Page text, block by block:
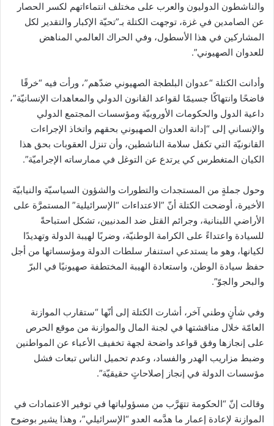
والناشطون الدوليون والعرب على مختلف ‏انتماءاتهم لكسر الحصار
عن الصامدين في غزة، توجهت الكتلة بـ”تحيّة الإكبار والتقدير لكل
المشاركين في ‏هذا الأسطول، وفي الحراك العالمي المناهض
للعدوان الصهيوني”.
وأدانت الكتلة “عدوان البلطجة الصهيوني ‏ضدّهم”، ورأت فيه “خرقًا
فاضحًا وانتهاكًا جسيمًا لقواعد القانون الدولي والمعاهدات الإنسانيّة”،
داعية الدول ‏والحكومات الأوروبيّة ومؤسسات المجتمع الدولي
والإنساني إلى “إدانة العدوان الصهيوني بحقهم واتخاذ ‏الإجراءات
القانونيّة التي تكفل سلامة الناشطين، وأن تنزل العقوبات بحق هذا
الكيان المتغطرس كي يرتدع عن ‏التوغل في ممارساته الإجراميّة”.‏
‎وحول جملةٍ من المستجدات والتطورات والشؤون السياسيّة والنيابيّة
الأخيرة، أوضحت الكتلة أنّ ‎”الاعتداءات “الإسرائيلية” المستمرَّة على
الأراضي اللبنانية، وجرائم القتل ضد المدنيين، تشكل استباحةً
للسيادة ‏واعتداءً على الكرامة الوطنيّة، وضربًا لهيبة الدولة وتهديدًا
لكيانها، وهو ما يستدعي استنفار سلطات الدولة ‏ومؤسساتها من أجل
حفظ سيادة الوطن، واستعادة الهيبة المختطفة صهيونيًا في البرّ
والبحر والجوّ”.
وفي شأنٍ وطني آخر، أشارت الكتلة إلى أنّها “ستقارب الموازنة
العامّة خلال مناقشتها في لجنة المال والموازنة من موقع ‏الحرص
على إنجازها وفق قواعد واضحة لجهة تخفيف الأعباء عن المواطنين
وضبط مزاريب الهدر والفساد، ‏وعدم تحميل الناس تبعات فشل
مؤسسات الدولة في إنجاز إصلاحاتٍ حقيقيّة”.
وقالت إنّ “‏الحكومة تتهَرَّب من مسؤولياتها في توفير الاعتمادات في
الموازنة لإعادة إعمار ما هدَّمه العدو “الإسرائيلي”، وهذا ‏يشير بوضوح